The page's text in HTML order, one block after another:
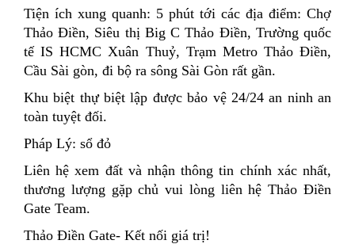
Tiện ích xung quanh: 5 phút tới các địa điểm: Chợ
Thảo Điền, Siêu thị Big C Thảo Điền, Trường quốc
tế IS HCMC Xuân Thuỷ, Trạm Metro Thảo Điền,
Cầu Sài gòn, đi bộ ra sông Sài Gòn rất gần.
Khu biệt thự biệt lập được bảo vệ 24/24 an ninh an
toàn tuyệt đối.
Pháp Lý: sổ đỏ
Liên hệ xem đất và nhận thông tin chính xác nhất,
thương lượng gặp chủ vui lòng liên hệ Thảo Điền
Gate Team.
Thảo Điền Gate- Kết nối giá trị!